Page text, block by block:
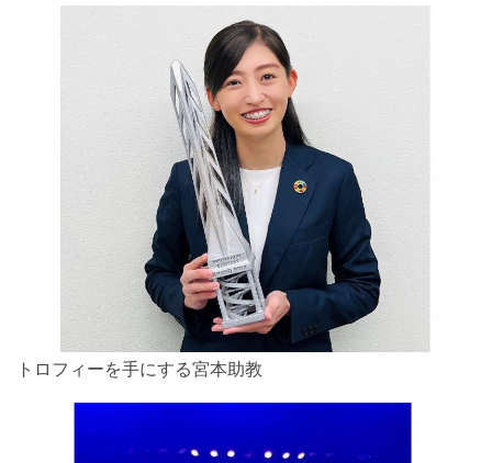
トロフィーを手にする宮本助教